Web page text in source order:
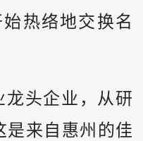
热络地交换名
龙头企业，从研
是来自惠州的佳